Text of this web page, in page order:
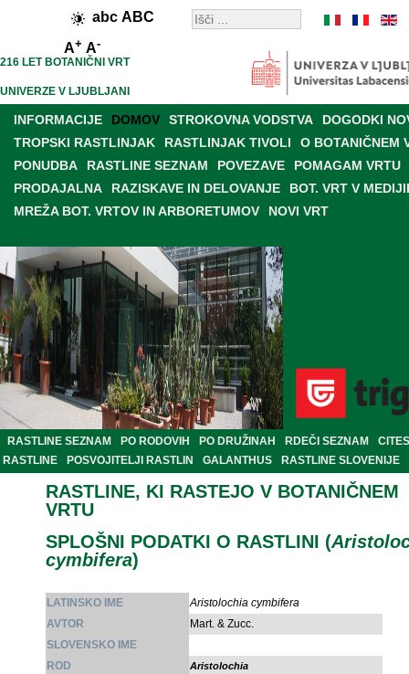
abc ABC
A+ A-
216 LET BOTANIČNI VRT
UNIVERZE V LJUBLJANI
INFORMACIJE DOMOV STROKOVNA VODSTVA
DOGODKI
TROPSKI RASTLINJAK
RASTLINJAK TIVOLI
O BOTANIČNEM
PONUDBA
RASTLINE SEZNAM POVEZAVE
POMAGAM VRTU
PRODAJALNA
RAZISKAVE IN DELOVANJE
BOT. VRT V
MREŽA BOT. VRTOV IN ARBORETUMOV
NOVI VRT
RASTLINE SEZNAM PO RODOVIH PO DRUŽINAH RDEČI SEZNAM
CITES
RASTLINE
POSVOJITELJI RASTLIN GALANTHUS RASTLINE SLOVENIJE
RASTLINE, KI RASTEJO V BOTANIČNEM
VRTU
SPLOŠNI PODATKI O RASTLINI (
cymbifera)
LATINSKO IME
Aristolochia cymbifera
AVTOR
Mart. & Zucc.
SLOVENSKO IME
ROD
Aristolochia